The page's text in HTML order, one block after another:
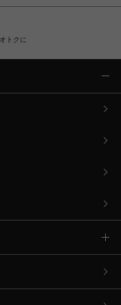
トクに